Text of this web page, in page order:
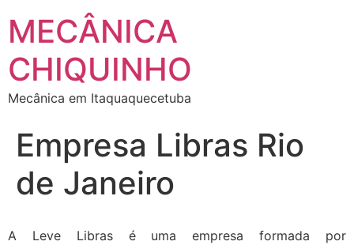
MECÂNICA
CHIQUINHO
Mecânica em Itaquaquecetuba
Empresa Libras Rio
de Janeiro
A Leve Libras é uma empresa formada por